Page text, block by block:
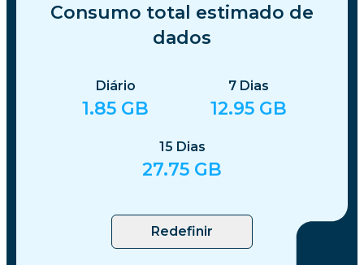
Consumo total estimado de
dados
Diário
1.85 GB
7 Dias
12.95 GB
15 Dias
27.75 GB
Redefinir